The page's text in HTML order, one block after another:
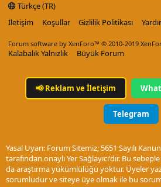
Türkçe (TR)
İletişim
Koşullar Gizlilik Politikası
Forum software by XenForo™ © 2010-2019
Kalabalık Yalnızlık Büyük Forum
📢Reklam ve İletişim
Telegram
Yasal Uyarı: Forum Sitemiz; 5651 Sayılı
tarafından onaylı Yer Sağlayıcı'dır. Bu
da araştırma yükümlülüğü yoktur. Üyeler
sorumludur ve siteye üye olmak ile bu